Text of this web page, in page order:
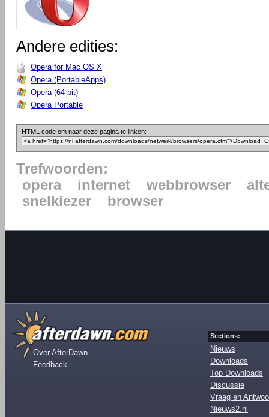
Andere edities:
Opera for Mac OS X
Opera (PortableApps)
Opera (64-bit)
Opera Portable
HTML code om naar deze pagina te linken:
Trefwoorden:
opera
internet webbrowser
snelkiezer
browser
Over AfterDawn
Feedback
Sections:
Nieuws
Downloads
Top Downloads
Discussie
Vraag en
Nieuws2.nl